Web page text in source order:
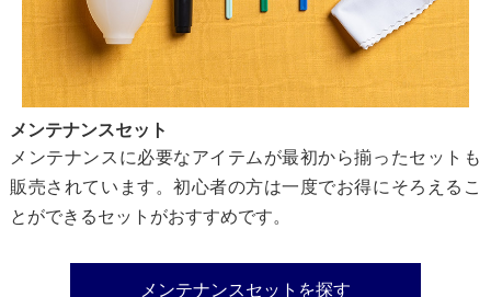
メンテナンスセット
メンテナンスに必要なアイテムが最初から揃ったセットも
販売されています。初心者の方は一度でお得にそろえるこ
とができるセットがおすすめです。
メンテナンスセットを探す